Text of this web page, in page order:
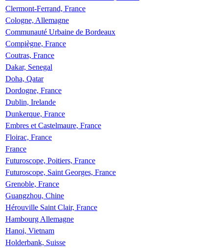
Clermont-Ferrand, France
Cologne, Allemagne
Communauté Urbaine de Bordeaux
Compiègne, France
Coutras, France
Dakar, Senegal
Doha, Qatar
Dordogne, France
Dublin, Irelande
Dunkerque, France
Embres et Castelmaure, France
Floirac, France
France
Futuroscope, Poitiers, France
Futuroscope, Saint Georges, France
Grenoble, France
Guangzhou, Chine
Hérouville Saint Clair, France
Hambourg Allemagne
Hanoi, Vietnam
Holderbank, Suisse